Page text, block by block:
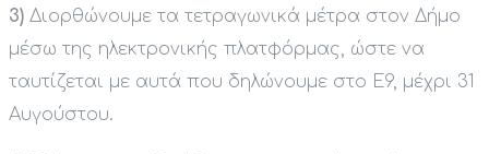
3) Διορθώνουμε τα τετραγωνικά μέτρα στον Δήμο
μέσω της ηλεκτρονικής πλατφόρμας, ώστε να
ταυτίζεται με αυτά που δηλώνουμε στο Ε9, μέχρι 31
Αυγούστου.